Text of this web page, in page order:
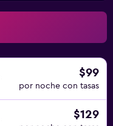
$99
por noche con tasas
$129